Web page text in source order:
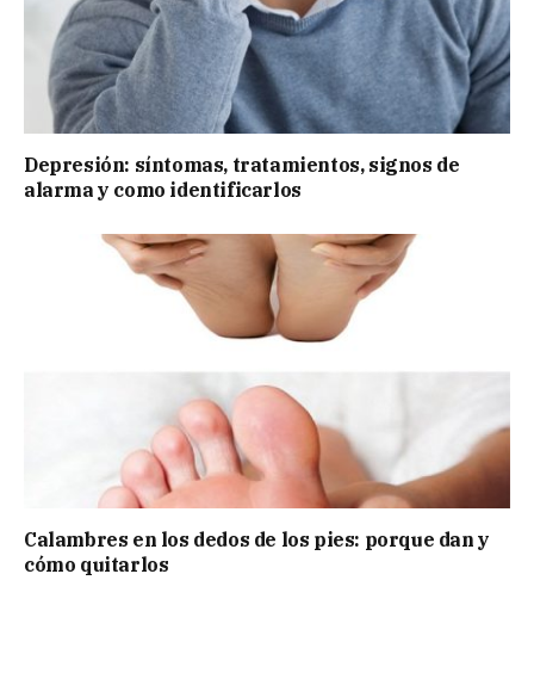
Depresión: síntomas, tratamientos, signos de
alarma y como identificarlos
Calambres en los dedos de los pies: porque dan y
cómo quitarlos